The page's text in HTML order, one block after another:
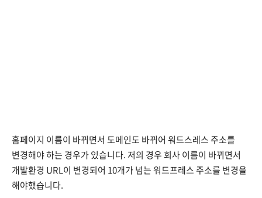
홈페이지 이름이 바뀌면서 도메인도 바뀌어 워드스레스 주소를
변경해야 하는 경우가 있습니다. 저의 경우 회사 이름이 바뀌면서
개발환경 URL이 변경되어 10개가 넘는 워드프레스 주소를 변경을
해야했습니다.